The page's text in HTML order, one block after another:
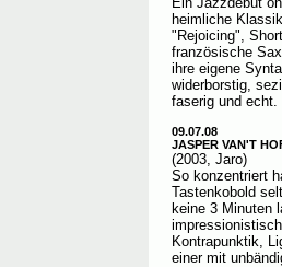
heimliche
"Rejoicing",
französische
ihre eigene
widerborstig,
faserig und echt.
09.07.08
JASPER VAN'T
(2003, Jaro)
So konzentriert
Tastenkobold
keine 3 Minuten
Kontrapunktik,
einer mit